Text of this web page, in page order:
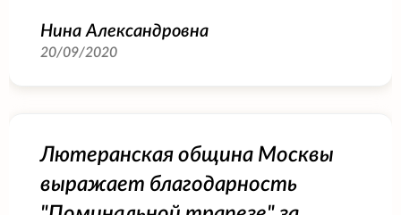
Нина Александровна
20/09/2020
Лютеранская община Москвы
выражает благодарность